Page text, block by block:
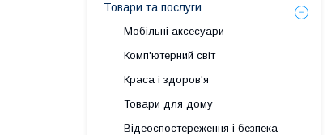
Товари та послуги
Мобільні аксесуари
Комп'ютерний світ
Краса і здоров'я
Товари для дому
Відеоспостереження і безпека